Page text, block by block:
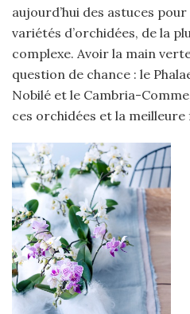
aujourd’hui des astuces
variétés d’orchidées, de la
complexe. Avoir la main
question de chance : le
Nobilé et le Cambria-
ces orchidées et la